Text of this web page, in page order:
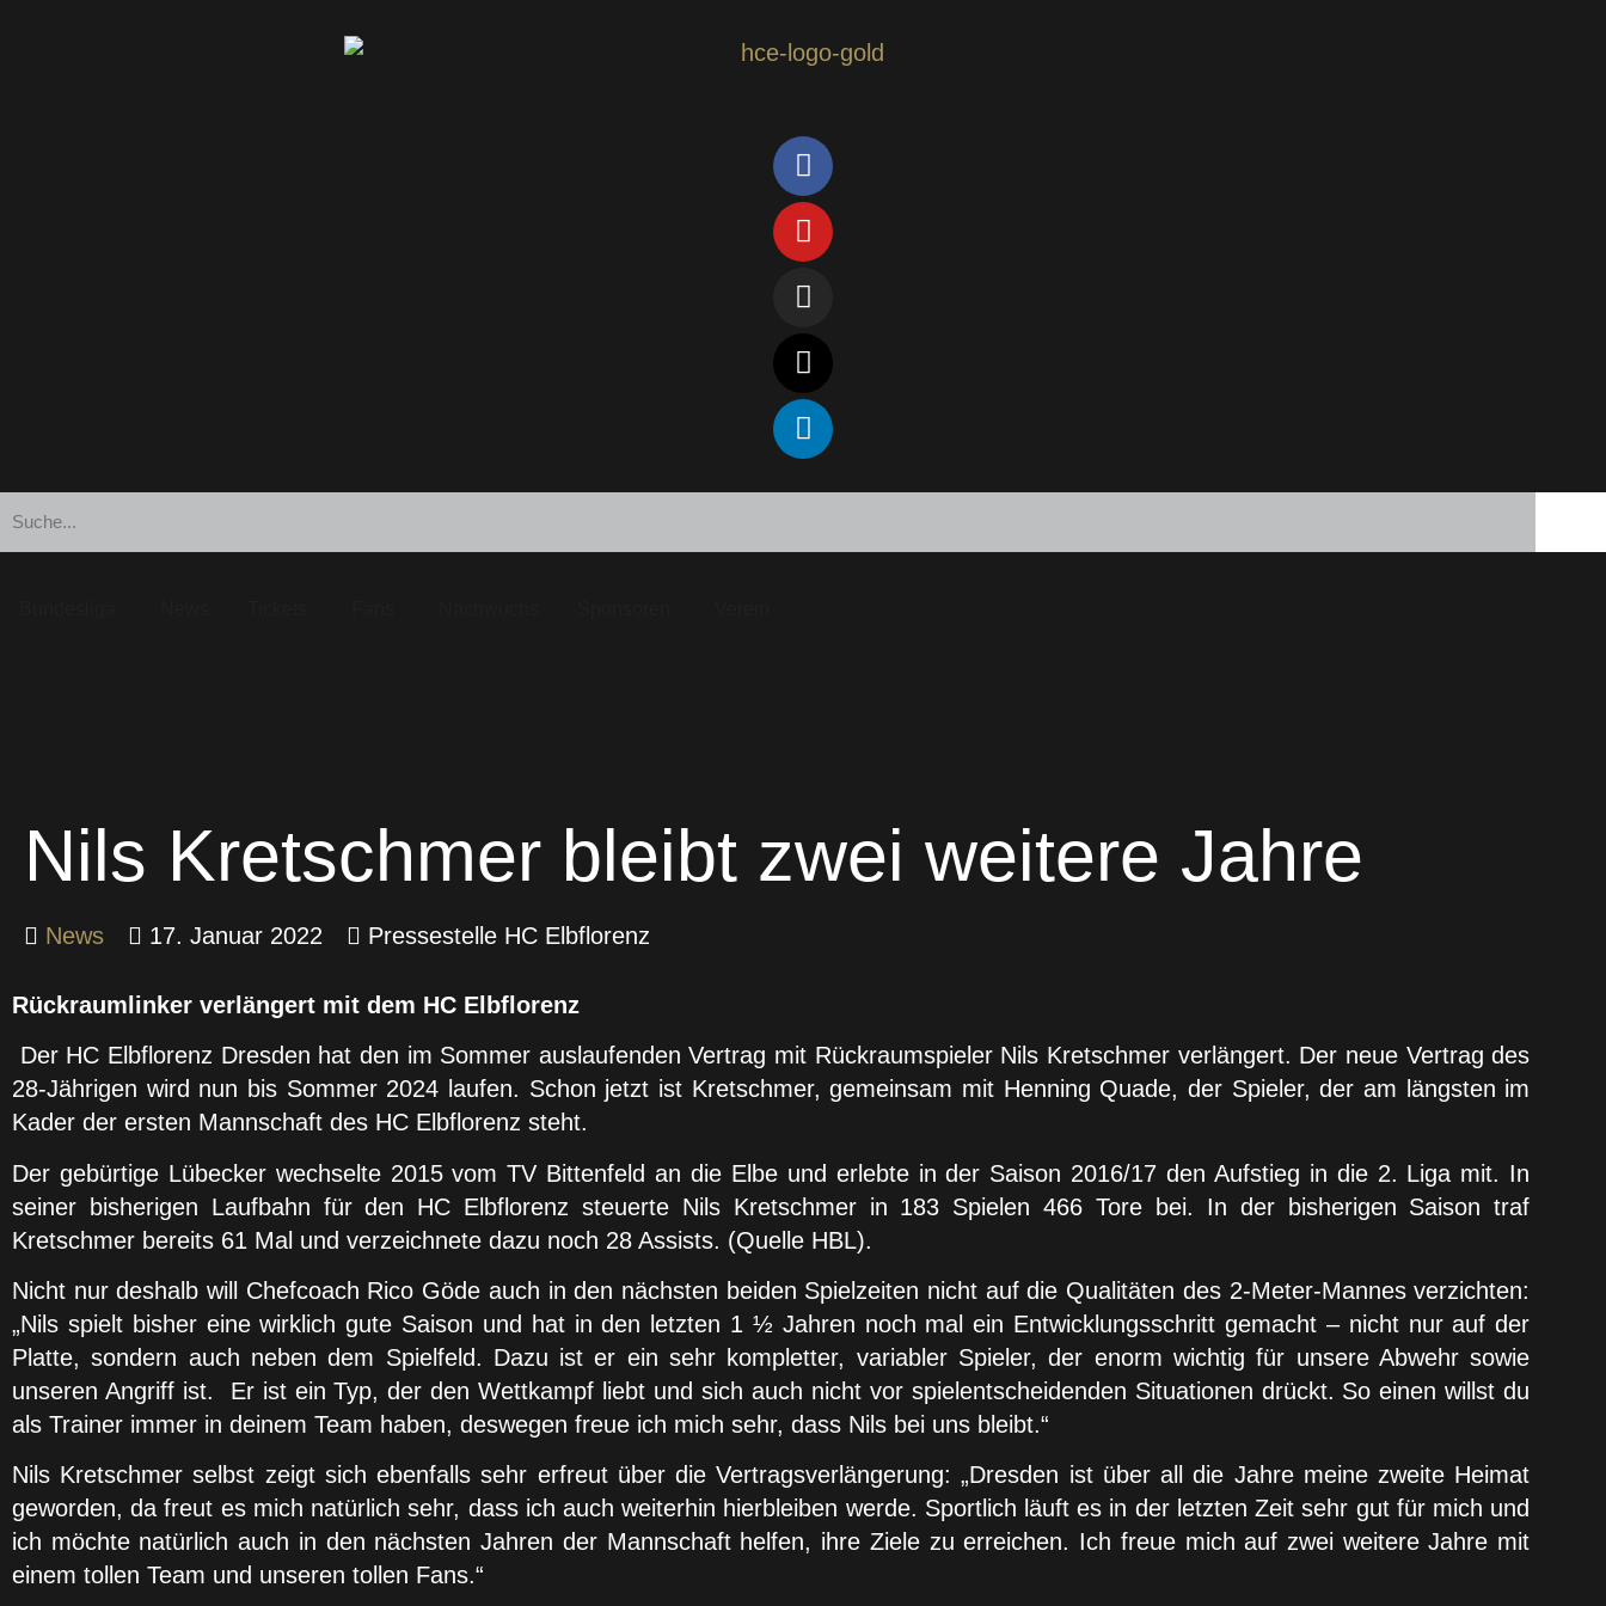
Nils Kretschmer bleibt zwei weitere Jahre
News 17. Januar 2022 Pressestelle HC Elbflorenz
Rückraumlinker verlängert mit dem HC Elbflorenz
Der HC Elbflorenz Dresden hat den im Sommer auslaufenden Vertrag mit Rückraumspieler Nils Kretschmer verlängert. Der neue Vertrag des
28-Jährigen wird nun bis Sommer 2024 laufen. Schon jetzt ist Kretschmer, gemeinsam mit Henning Quade, der Spieler, der am längsten im
Kader der ersten Mannschaft des HC Elbflorenz steht.
Der gebürtige Lübecker wechselte 2015 vom TV Bittenfeld an die Elbe und erlebte in der Saison 2016/17 den Aufstieg in die 2. Liga mit. In
seiner bisherigen Laufbahn für den HC Elbflorenz steuerte Nils Kretschmer in 183 Spielen 466 Tore bei. In der bisherigen Saison traf
Kretschmer bereits 61 Mal und verzeichnete dazu noch 28 Assists. (Quelle HBL).
Nicht nur deshalb will Chefcoach Rico Göde auch in den nächsten beiden Spielzeiten nicht auf die Qualitäten des 2-Meter-Mannes verzichten:
„Nils spielt bisher eine wirklich gute Saison und hat in den letzten 1 ½ Jahren noch mal ein Entwicklungsschritt gemacht – nicht nur auf der
Platte, sondern auch neben dem Spielfeld. Dazu ist er ein sehr kompletter, variabler Spieler, der enorm wichtig für unsere Abwehr sowie
unseren Angriff ist. Er ist ein Typ, der den Wettkampf liebt und sich auch nicht vor spielentscheidenden Situationen drückt. So einen willst du
als Trainer immer in deinem Team haben, deswegen freue ich mich sehr, dass Nils bei uns bleibt.“
Nils Kretschmer selbst zeigt sich ebenfalls sehr erfreut über die Vertragsverlängerung: „Dresden ist über all die Jahre meine zweite Heimat
geworden, da freut es mich natürlich sehr, dass ich auch weiterhin hierbleiben werde. Sportlich läuft es in der letzten Zeit sehr gut für mich und
ich möchte natürlich auch in den nächsten Jahren der Mannschaft helfen, ihre Ziele zu erreichen. Ich freue mich auf zwei weitere Jahre mit
einem tollen Team und unseren tollen Fans.“